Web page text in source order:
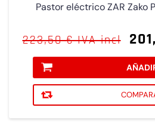
Pastor eléctrico ZAR Zako
223,50 € IVA incl